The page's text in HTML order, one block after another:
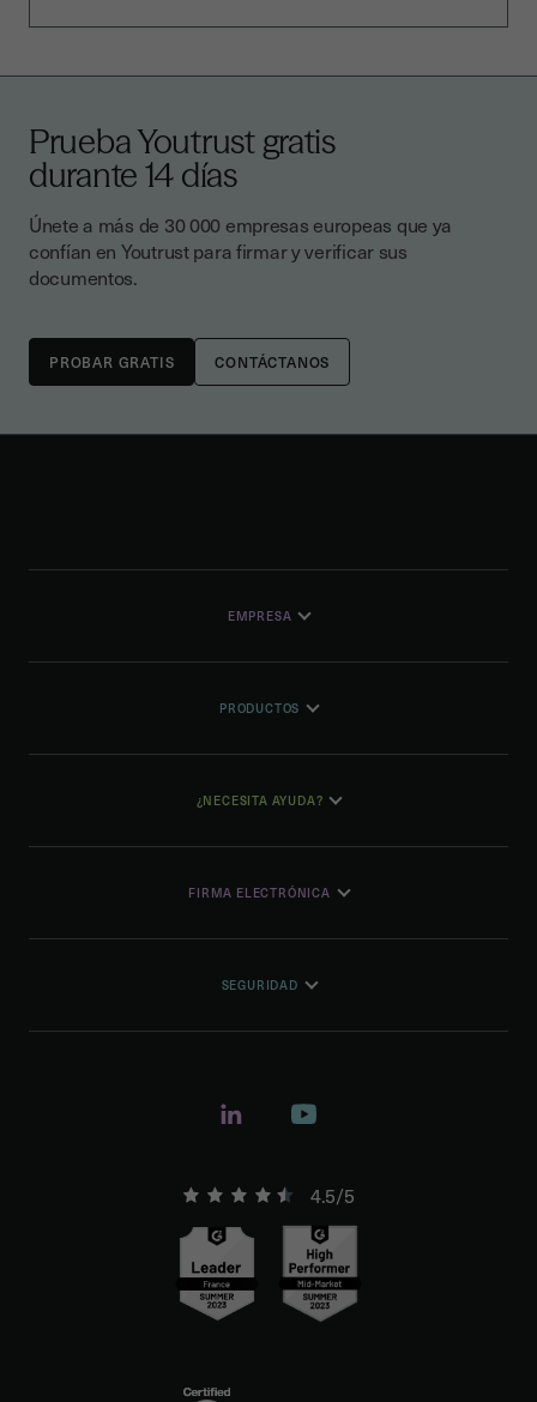
Prueba Youtrust gratis
durante 14 días
Únete a más de 30 000 empresas europeas que ya
confían en Youtrust para firmar y verificar sus
documentos.
CONTÁCTANOS
EMPRESA
PRODUCTOS
¿NECESITA AYUDA?
FIRMA ELECTRÓNICA
SEGURIDAD
4.5/5